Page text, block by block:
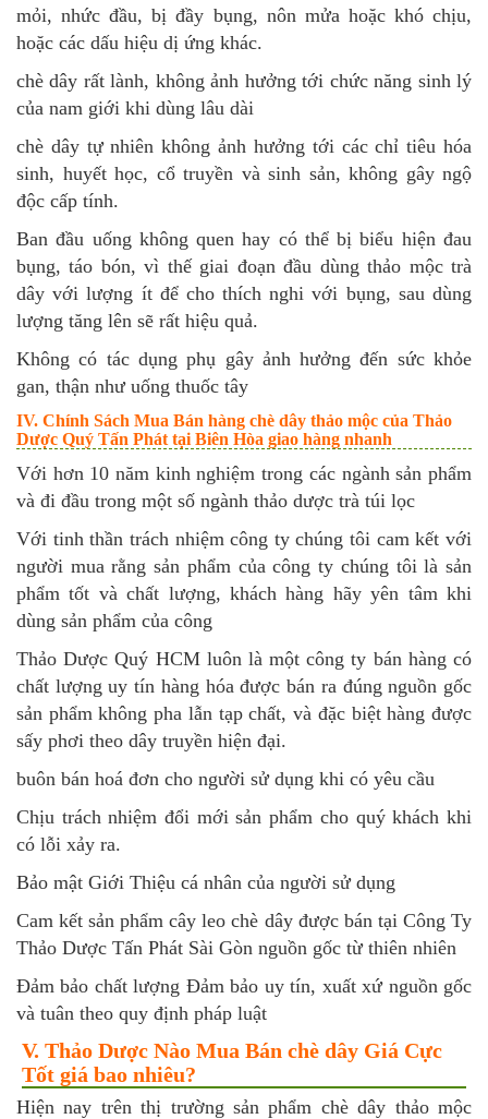
mỏi, nhức đầu, bị đầy bụng, nôn mửa hoặc khó chịu,
hoặc các dấu hiệu dị ứng khác.
chè dây rất lành, không ảnh hưởng tới chức năng sinh lý
của nam giới khi dùng lâu dài
chè dây tự nhiên không ảnh hưởng tới các chỉ tiêu hóa
sinh, huyết học, cổ truyền và sinh sản, không gây ngộ
độc cấp tính.
Ban đầu uống không quen hay có thể bị biểu hiện đau
bụng, táo bón, vì thế giai đoạn đầu dùng thảo mộc trà
dây với lượng ít để cho thích nghi với bụng, sau dùng
lượng tăng lên sẽ rất hiệu quả.
Không có tác dụng phụ gây ảnh hưởng đến sức khỏe
gan, thận như uống thuốc tây
IV. Chính Sách Mua Bán hàng chè dây thảo mộc của Thảo
Dược Quý Tấn Phát tại Biên Hòa giao hàng nhanh
Với hơn 10 năm kinh nghiệm trong các ngành sản phẩm
và đi đầu trong một số ngành thảo dược trà túi lọc
Với tinh thần trách nhiệm công ty chúng tôi cam kết với
người mua rằng sản phẩm của công ty chúng tôi là sản
phẩm tốt và chất lượng, khách hàng hãy yên tâm khi
dùng sản phẩm của công
Thảo Dược Quý HCM luôn là một công ty bán hàng có
chất lượng uy tín hàng hóa được bán ra đúng nguồn gốc
sản phẩm không pha lẫn tạp chất, và đặc biệt hàng được
sấy phơi theo dây truyền hiện đại.
buôn bán hoá đơn cho người sử dụng khi có yêu cầu
Chịu trách nhiệm đổi mới sản phẩm cho quý khách khi
có lỗi xảy ra.
Bảo mật Giới Thiệu cá nhân của người sử dụng
Cam kết sản phẩm cây leo chè dây được bán tại Công Ty
Thảo Dược Tấn Phát Sài Gòn nguồn gốc từ thiên nhiên
Đảm bảo chất lượng Đảm bảo uy tín, xuất xứ nguồn gốc
và tuân theo quy định pháp luật
V. Thảo Dược Nào Mua Bán chè dây Giá Cực
Tốt giá bao nhiêu?
Hiện nay trên thị trường sản phẩm chè dây thảo mộc